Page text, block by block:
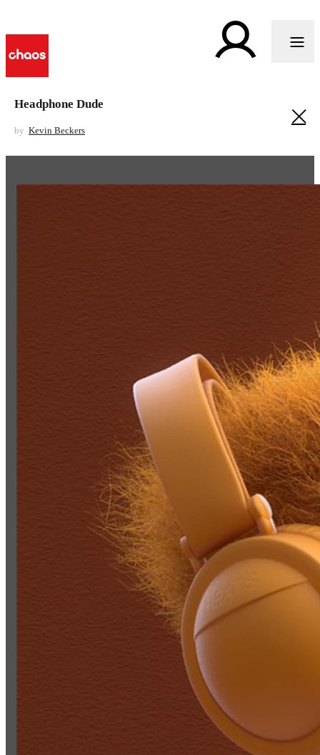
Headphone Dude
by Kevin Beckers